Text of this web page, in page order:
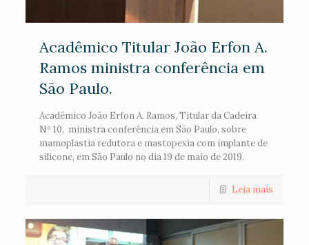
Acadêmico Titular João Erfon A.
Ramos ministra conferência em
São Paulo.
Acadêmico João Erfon A. Ramos, Titular da Cadeira
Nº 10, ministra conferência em São Paulo, sobre
mamoplastia redutora e mastopexia com implante de
silicone, em São Paulo no dia 19 de maio de 2019.
Leia mais